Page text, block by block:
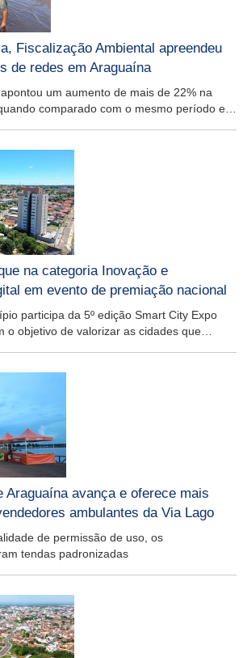
Fiscalização Ambiental apreendeu
de redes em Araguaína
um aumento de mais de 22% na
comparado com o mesmo período em
na categoria Inovação e
em evento de premiação nacional
participa da 5º edição Smart City Expo
o objetivo de valorizar as cidades que
Araguaína avança e oferece mais
ambulantes da Via Lago
de permissão de uso, os
tendas padronizadas